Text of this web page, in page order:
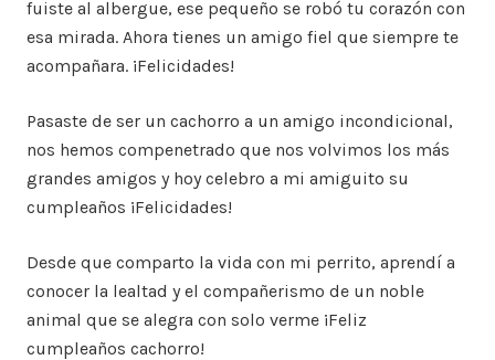
fuiste al albergue, ese pequeño se robó tu corazón con
esa mirada. Ahora tienes un amigo fiel que siempre te
acompañara. ¡Felicidades!
Pasaste de ser un cachorro a un amigo incondicional,
nos hemos compenetrado que nos volvimos los más
grandes amigos y hoy celebro a mi amiguito su
cumpleaños ¡Felicidades!
Desde que comparto la vida con mi perrito, aprendí a
conocer la lealtad y el compañerismo de un noble
animal que se alegra con solo verme ¡Feliz
cumpleaños cachorro!